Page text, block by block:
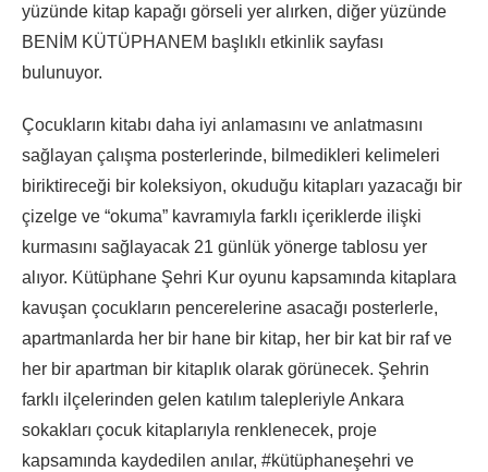
yüzünde kitap kapağı görseli yer alırken, diğer yüzünde
BENİM KÜTÜPHANEM başlıklı etkinlik sayfası
bulunuyor.
Çocukların kitabı daha iyi anlamasını ve anlatmasını
sağlayan çalışma posterlerinde, bilmedikleri kelimeleri
biriktireceği bir koleksiyon, okuduğu kitapları yazacağı bir
çizelge ve “okuma” kavramıyla farklı içeriklerde ilişki
kurmasını sağlayacak 21 günlük yönerge tablosu yer
alıyor. Kütüphane Şehri Kur oyunu kapsamında kitaplara
kavuşan çocukların pencerelerine asacağı posterlerle,
apartmanlarda her bir hane bir kitap, her bir kat bir raf ve
her bir apartman bir kitaplık olarak görünecek. Şehrin
farklı ilçelerinden gelen katılım talepleriyle Ankara
sokakları çocuk kitaplarıyla renklenecek, proje
kapsamında kaydedilen anılar, #kütüphaneşehri ve